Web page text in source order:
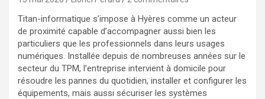
Titan-informatique s’impose à Hyères comme un acteur
de proximité capable d’accompagner aussi bien les
particuliers que les professionnels dans leurs usages
numériques. Installée depuis de nombreuses années sur le
secteur du TPM, l’entreprise intervient à domicile pour
résoudre les pannes du quotidien, installer et configurer les
équipements, mais aussi sécuriser les systèmes